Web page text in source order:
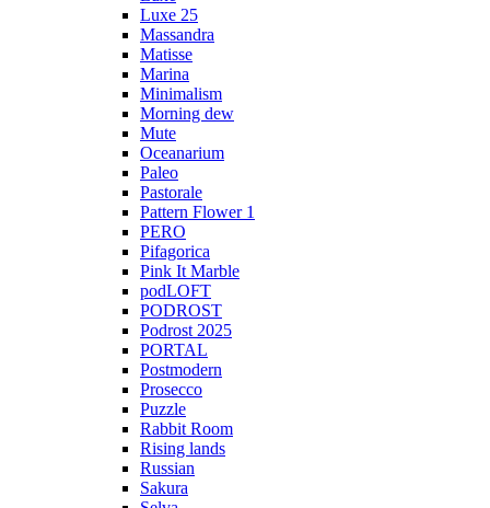
Luxe 25
Massandra
Matisse
Marina
Minimalism
Morning dew
Mute
Oceanarium
Paleo
Pastorale
Pattern Flower 1
PERO
Pifagorica
Pink It Marble
podLOFT
PODROST
Podrost 2025
PORTAL
Postmodern
Prosecco
Puzzle
Rabbit Room
Rising lands
Russian
Sakura